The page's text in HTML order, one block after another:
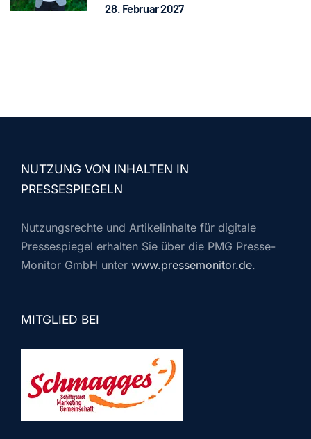
28. Februar 2027
NUTZUNG VON INHALTEN IN
PRESSESPIEGELN
Nutzungsrechte und Artikelinhalte für digitale
Pressespiegel erhalten Sie über die PMG Presse-
Monitor GmbH unter www.pressemonitor.de.
MITGLIED BEI